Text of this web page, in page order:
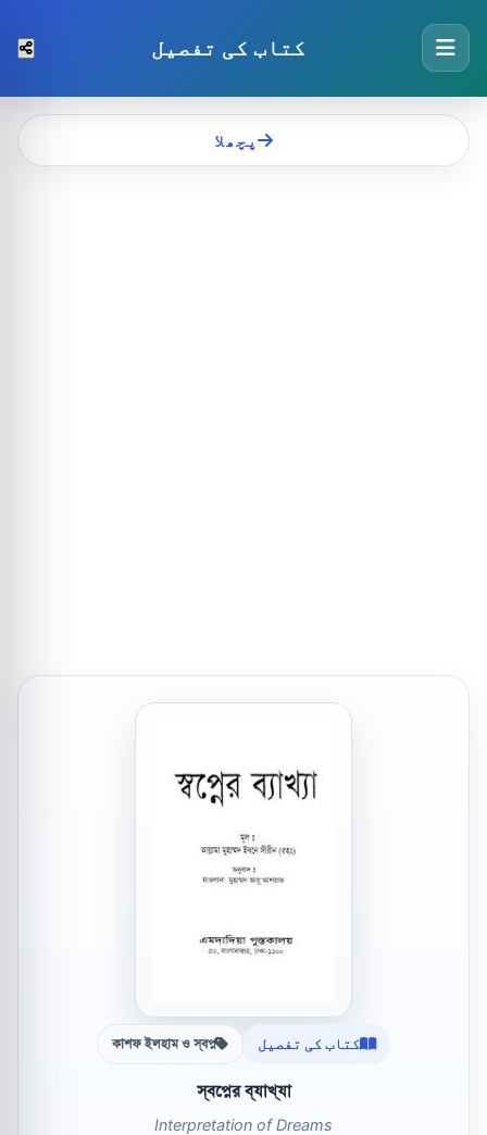
کتاب کی تفصیل
پچھلا
کتاب کی تفصیل কাশফ ইলহাম ও স্বপ্ন
স্বপ্নের ব্যাখ্যা
Interpretation of Dreams